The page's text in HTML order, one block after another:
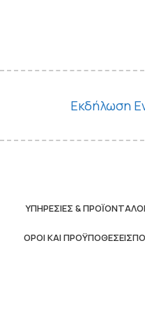
Εκδήλωση
ΥΠΗΡΕΣΊΕΣ & ΠΡΟΪΌΝΤΑ
ΌΡΟΙ ΚΑΙ ΠΡΟΫΠΟΘΈΣΕΙΣ